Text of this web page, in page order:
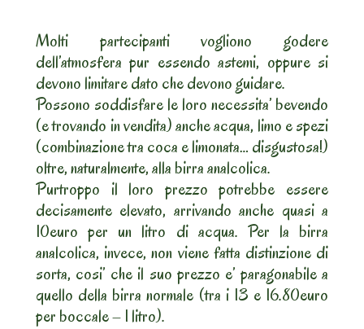
Molti partecipanti vogliono godere
dell’atmosfera pur essendo astemi, oppure si
devono limitare dato che devono guidare.
Possono soddisfare le loro necessita’ bevendo
(e trovando in vendita) anche acqua, limo e spezi
(combinazione tra coca e limonata… disgustosa!)
oltre, naturalmente, alla birra analcolica.
Purtroppo il loro prezzo potrebbe essere
decisamente elevato, arrivando anche quasi a
10euro per un litro di acqua. Per la birra
analcolica, invece, non viene fatta distinzione di
sorta, cosi’ che il suo prezzo e’ paragonabile a
quello della birra normale (tra i 13 e 16.80euro
per boccale – 1 litro).